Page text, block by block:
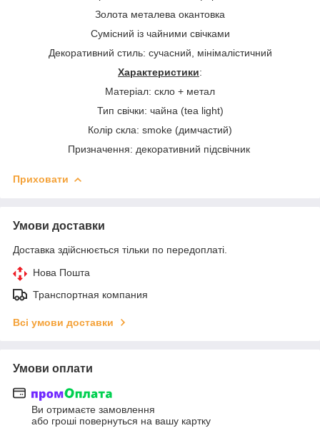
Золота металева окантовка
Сумісний із чайними свічками
Декоративний стиль: сучасний, мінімалістичний
Характеристики:
Матеріал: скло + метал
Тип свічки: чайна (tea light)
Колір скла: smoke (димчастий)
Призначення: декоративний підсвічник
Приховати
Умови доставки
Доставка здійснюється тільки по передоплаті.
Нова Пошта
Транспортная компания
Всі умови доставки
Умови оплати
Ви отримаєте замовлення
або гроші повернуться на вашу картку